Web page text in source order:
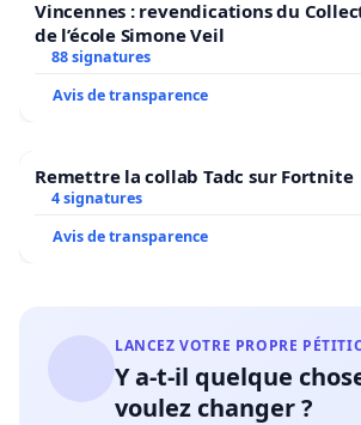
Vincennes : revendications du
de l’école Simone Veil
88 signatures
Avis de transparence
Remettre la collab Tadc sur Fortnite
4 signatures
Avis de transparence
LANCEZ VOTRE PROPRE
Y a-t-il quelque
voulez changer ?